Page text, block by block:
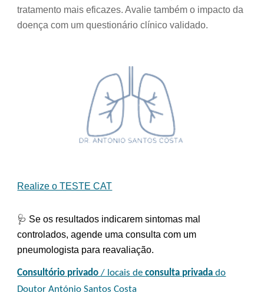
tratamento mais eficazes. Avalie também o impacto da
doença com um questionário clínico validado.
Realize o TESTE CAT
🩺 Se os resultados indicarem sintomas mal
controlados, agende uma consulta com um
pneumologista para reavaliação.
Consultório privado/ locais deconsulta privadado
Doutor António Santos Costa